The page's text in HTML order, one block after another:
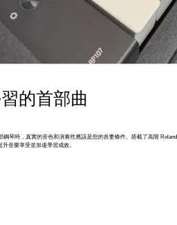
的首部曲
鋼琴時，真實的音色和演奏性應該是您的首要條件。搭載了高階
升音樂享受並加速學習成效。